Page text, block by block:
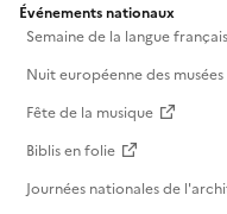
Événements nationaux
Semaine de la langue
Nuit européenne des musées
Fête de la musique
Biblis en folie
Journées nationales de